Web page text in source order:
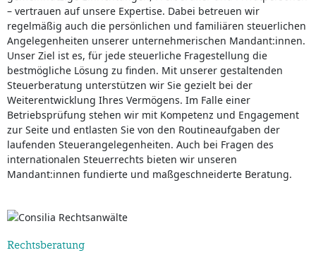
– vertrauen auf unsere Expertise. Dabei betreuen wir
regelmäßig auch die persönlichen und familiären steuerlichen
Angelegenheiten unserer unternehmerischen Mandant:innen.
Unser Ziel ist es, für jede steuerliche Fragestellung die
bestmögliche Lösung zu finden. Mit unserer gestaltenden
Steuerberatung unterstützen wir Sie gezielt bei der
Weiterentwicklung Ihres Vermögens. Im Falle einer
Betriebsprüfung stehen wir mit Kompetenz und Engagement
zur Seite und entlasten Sie von den Routineaufgaben der
laufenden Steuerangelegenheiten. Auch bei Fragen des
internationalen Steuerrechts bieten wir unseren
Mandant:innen fundierte und maßgeschneiderte Beratung.
Rechtsberatung